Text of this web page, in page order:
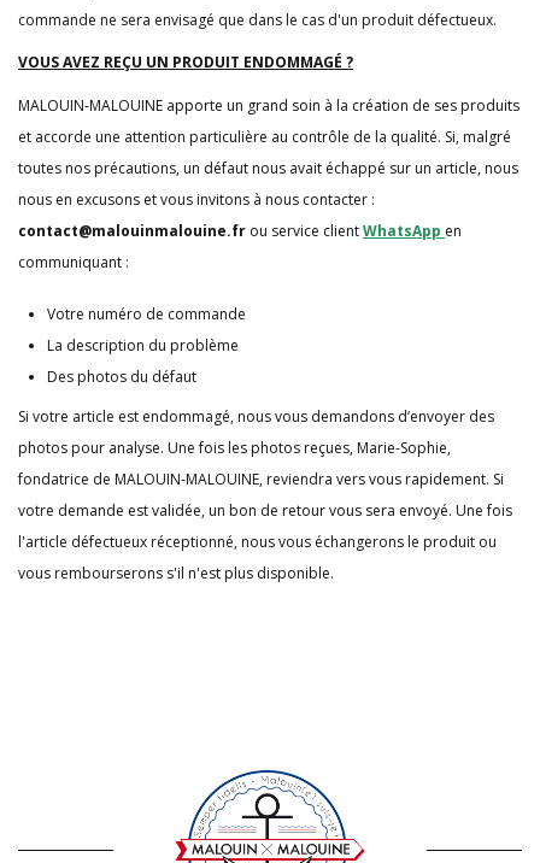
commande ne sera envisagé que dans le cas d'un produit défectueux.
VOUS AVEZ REÇU UN PRODUIT ENDOMMAGÉ ?
MALOUIN-MALOUINE apporte un grand soin à la création de ses produits
et accorde une attention particulière au contrôle de la qualité. Si, malgré
toutes nos précautions, un défaut nous avait échappé sur un article, nous
nous en excusons et vous invitons à nous contacter :
contact@malouinmalouine.fr ou service clientWhatsApp en
communiquant :
Votre numéro de commande
La description du problème
Des photos du défaut
Si votre article est endommagé, nous vous demandons d’envoyer des
photos pour analyse. Une fois les photos reçues, Marie-Sophie,
fondatrice de MALOUIN-MALOUINE, reviendra vers vous rapidement. Si
votre demande est validée, un bon de retour vous sera envoyé. Une fois
l'article défectueux réceptionné, nous vous échangerons le produit ou
vous rembourserons s'il n'est plus disponible.